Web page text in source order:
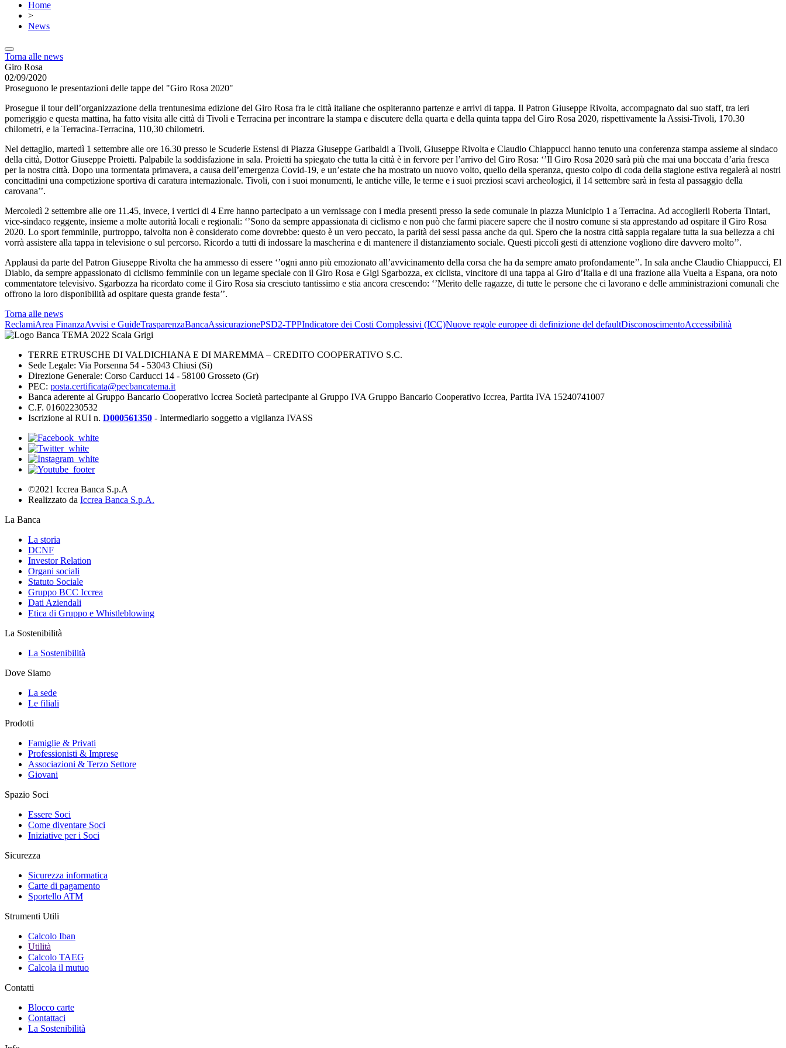
Home
>
News
Torna alle news
Giro Rosa
02/09/2020
Proseguono le presentazioni delle tappe del "Giro Rosa 2020"
Prosegue il tour dell’organizzazione della trentunesima edizione del Giro Rosa fra le città italiane che ospiteranno partenze e arrivi di tappa. Il Patron Giuseppe Rivolta, accompagnato dal suo staff, tra ieri
pomeriggio e questa mattina, ha fatto visita alle città di Tivoli e Terracina per incontrare la stampa e discutere della quarta e della quinta tappa del Giro Rosa 2020, rispettivamente la Assisi-Tivoli, 170.30
chilometri, e la Terracina-Terracina, 110,30 chilometri.
Nel dettaglio, martedì 1 settembre alle ore 16.30 presso le Scuderie Estensi di Piazza Giuseppe Garibaldi a Tivoli, Giuseppe Rivolta e Claudio Chiappucci hanno tenuto una conferenza stampa assieme al sindaco
della città, Dottor Giuseppe Proietti. Palpabile la soddisfazione in sala. Proietti ha spiegato che tutta la città è in fervore per l’arrivo del Giro Rosa: ‘’Il Giro Rosa 2020 sarà più che mai una boccata d’aria fresca
per la nostra città. Dopo una tormentata primavera, a causa dell’emergenza Covid-19, e un’estate che ha mostrato un nuovo volto, quello della speranza, questo colpo di coda della stagione estiva regalerà ai nostri
concittadini una competizione sportiva di caratura internazionale. Tivoli, con i suoi monumenti, le antiche ville, le terme e i suoi preziosi scavi archeologici, il 14 settembre sarà in festa al passaggio della
carovana’’.
Mercoledì 2 settembre alle ore 11.45, invece, i vertici di 4 Erre hanno partecipato a un vernissage con i media presenti presso la sede comunale in piazza Municipio 1 a Terracina. Ad accoglierli Roberta Tintari,
vice-sindaco reggente, insieme a molte autorità locali e regionali: ‘’Sono da sempre appassionata di ciclismo e non può che farmi piacere sapere che il nostro comune si sta apprestando ad ospitare il Giro Rosa
2020. Lo sport femminile, purtroppo, talvolta non è considerato come dovrebbe: questo è un vero peccato, la parità dei sessi passa anche da qui. Spero che la nostra città sappia regalare tutta la sua bellezza a chi
vorrà assistere alla tappa in televisione o sul percorso. Ricordo a tutti di indossare la mascherina e di mantenere il distanziamento sociale. Questi piccoli gesti di attenzione vogliono dire davvero molto’’.
Applausi da parte del Patron Giuseppe Rivolta che ha ammesso di essere ‘’ogni anno più emozionato all’avvicinamento della corsa che ha da sempre amato profondamente’’. In sala anche Claudio Chiappucci, El
Diablo, da sempre appassionato di ciclismo femminile con un legame speciale con il Giro Rosa e Gigi Sgarbozza, ex ciclista, vincitore di una tappa al Giro d’Italia e di una frazione alla Vuelta a Espana, ora noto
commentatore televisivo. Sgarbozza ha ricordato come il Giro Rosa sia cresciuto tantissimo e stia ancora crescendo: ‘’Merito delle ragazze, di tutte le persone che ci lavorano e delle amministrazioni comunali che
offrono la loro disponibilità ad ospitare questa grande festa’’.
Torna alle news
ReclamiArea FinanzaAvvisi e GuideTrasparenzaBancaAssicurazionePSD2-TPPIndicatore dei Costi Complessivi (ICC)Nuove regole europee di definizione del defaultDisconoscimentoAccessibilità
TERRE ETRUSCHE DI VALDICHIANA E DI MAREMMA – CREDITO COOPERATIVO S.C.
Sede Legale: Via Porsenna 54 - 53043 Chiusi (Si)
Direzione Generale: Corso Carducci 14 - 58100 Grosseto (Gr)
PEC: posta.certificata@pecbancatema.it
Banca aderente al Gruppo Bancario Cooperativo Iccrea Società partecipante al Gruppo IVA Gruppo Bancario Cooperativo Iccrea, Partita IVA 15240741007
C.F. 01602230532
Iscrizione al RUI n. D000561350 - Intermediario soggetto a vigilanza IVASS
©2021 Iccrea Banca S.p.A
Realizzato da Iccrea Banca S.p.A.
La Banca
La storia
DCNF
Investor Relation
Organi sociali
Statuto Sociale
Gruppo BCC Iccrea
Dati Aziendali
Etica di Gruppo e Whistleblowing
La Sostenibilità
La Sostenibilità
Dove Siamo
La sede
Le filiali
Prodotti
Famiglie & Privati
Professionisti & Imprese
Associazioni & Terzo Settore
Giovani
Spazio Soci
Essere Soci
Come diventare Soci
Iniziative per i Soci
Sicurezza
Sicurezza informatica
Carte di pagamento
Sportello ATM
Strumenti Utili
Calcolo Iban
Utilità
Calcolo TAEG
Calcola il mutuo
Contatti
Blocco carte
Contattaci
La Sostenibilità